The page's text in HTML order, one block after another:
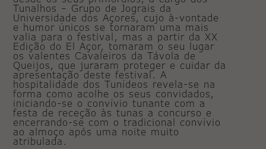
Tunalhos – Grupo de Jograis da
Universidade dos Açores, cujo à-vontade
e humor únicos se tornaram uma mais
valia para o festival, mas a partir da XX
Edição do El Açor, tomaram o seu lugar
os valentes Cavaleiros da Távola de
Queijos, que juraram proteger e cuidar da
apresentação deste festival. A
hospitalidade dos Tunídeos revela-se na
forma como acolhe os seus convidados,
iniciando-se o convívio tunante com a
festa de receção às tunas a concurso e
encerrando-se com o tradicional convívio
ao almoço após uma noite muito
atribulada.